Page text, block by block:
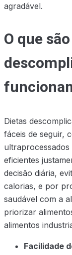
agradável.
O que
Dietas
fáceis de seguir,
ultraprocessados
eficientes
decisão diária,
calorias, e por
saudável com a
priorizar
alimentos
Facilidade